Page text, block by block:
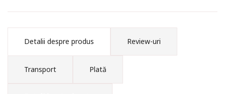
Detalii despre produs Review-uri
Transport Plată